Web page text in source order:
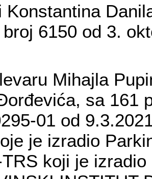
Konstantina
6150 od 3.
Mihajla
sa 161
01 od
je izradio
koji je